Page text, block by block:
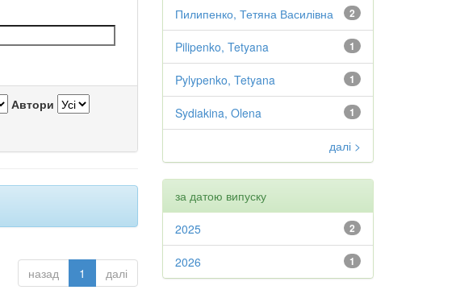
Автори
назад 1 далі
2
Пилипенко, Тетяна Василівна
1
Pilipenko, Tetyana
1
Pylypenko, Tetyana
1
Sydiakina, Olena
далі >
за датою випуску
2
2025
1
2026